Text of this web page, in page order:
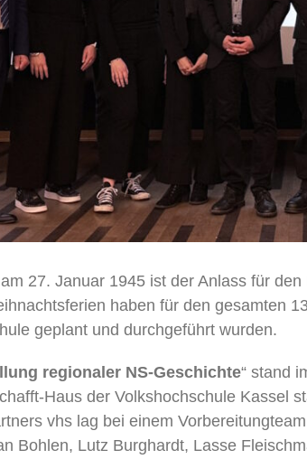
27. Januar 1945 ist der Anlass für
haben für den gesamten
geplant und durchgeführt wurden.
regionaler NS-Geschichte“ stand
Haus der Volkshochschule Kassel
vhs lag bei einem
Bohlen, Lutz Burghardt, Lasse